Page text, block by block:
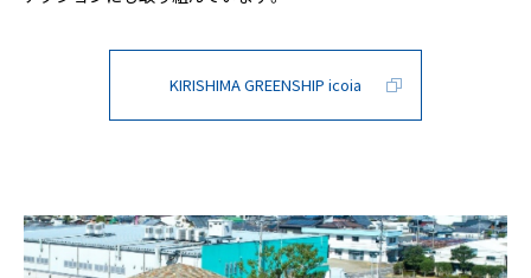
KIRISHIMA GREENSHIP icoia